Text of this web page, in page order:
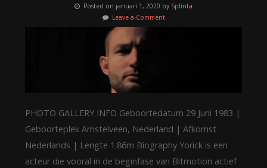
Posted on januari 1, 2020 by Splinta
Leave a Comment
PHOTO GALLERY INFO Geboortedatum 29 Juni 1983 |
Geboorteplek Amstelveen, Nederland | Afkomst
Nederlands | Lengte 1.86m Biography Yorick is een
acteur die vooral in de beginfase van Bitmotion actief